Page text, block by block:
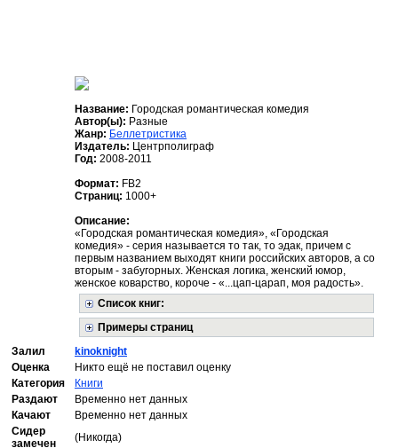
Название: Городская романтическая комедия
Автор(ы): Разные
Жанр: Беллетристика
Издатель: Центрполиграф
Год: 2008-2011
Формат: FB2
Страниц: 1000+
Описание:
«Городская романтическая комедия», «Городская
комедия» - серия называется то так, то эдак, причем с
первым названием выходят книги российских авторов, а со
вторым - забугорных. Женская логика, женский юмор,
женское коварство, короче - «...цап-царап, моя радость».
Список книг:
Примеры страниц
Залил
kinoknight
Оценка
Никто ещё не поставил оценку
Категория
Книги
Раздают
Временно нет данных
Качают
Временно нет данных
Сидер
замечен
(Никогда)